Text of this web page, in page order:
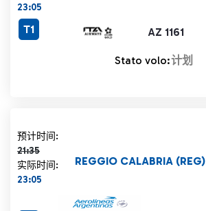
23:05
AZ 1161
T1
Stato volo:计划
预计时间:
21:35
计划时间 21:35 删除线
实际时间:
23:05
REGGIO CALABRIA (REG)